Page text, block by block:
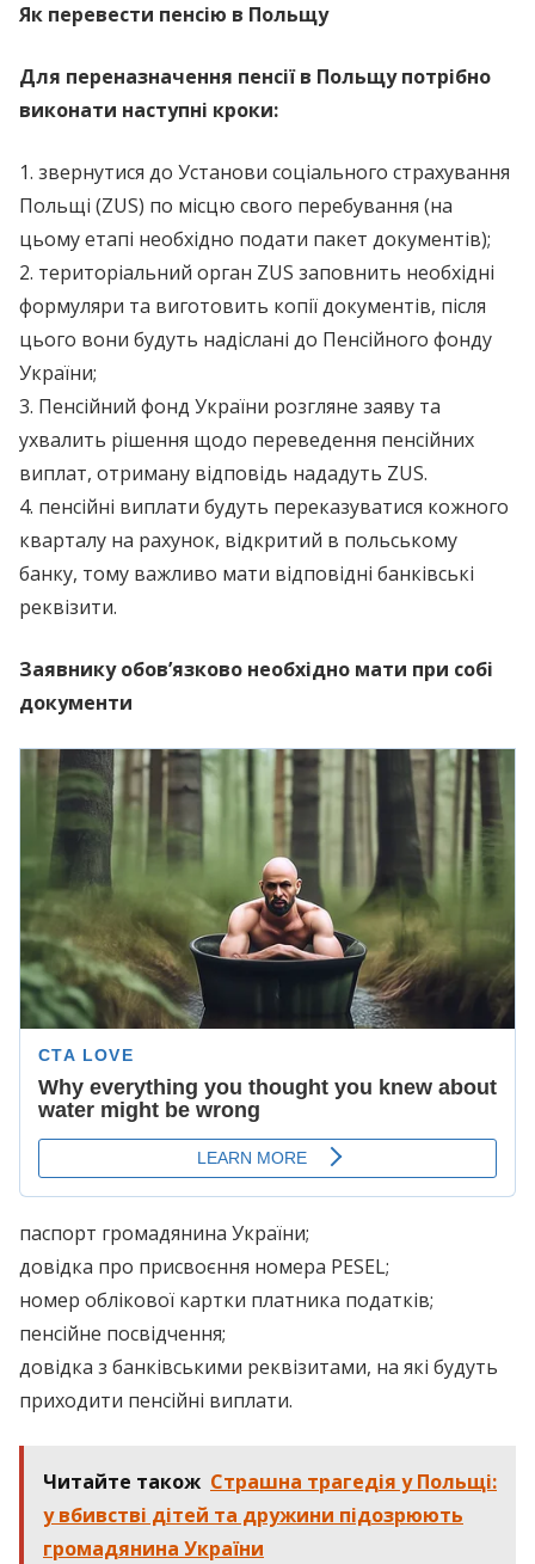
Як перевести пенсію в Польщу
Для переназначення пенсії в Польщу потрібно
виконати наступні кроки:
1. звернутися до Установи соціального страхування
Польщі (ZUS) по місцю свого перебування (на
цьому етапі необхідно подати пакет документів);
2. територіальний орган ZUS заповнить необхідні
формуляри та виготовить копії документів, після
цього вони будуть надіслані до Пенсійного фонду
України;
3. Пенсійний фонд України розгляне заяву та
ухвалить рішення щодо переведення пенсійних
виплат, отриману відповідь нададуть ZUS.
4. пенсійні виплати будуть переказуватися кожного
кварталу на рахунок, відкритий в польському
банку, тому важливо мати відповідні банківські
реквізити.
Заявнику обов’язково необхідно мати при собі
документи
паспорт громадянина України;
довідка про присвоєння номера PESEL;
номер облікової картки платника податків;
пенсійне посвідчення;
довідка з банківськими реквізитами, на які будуть
приходити пенсійні виплати.
Читайте також Страшна трагедія у Польщі:
у вбивстві дітей та дружини підозрюють
громадянина України